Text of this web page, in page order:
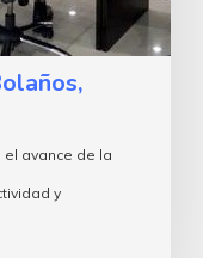
avance de la
y